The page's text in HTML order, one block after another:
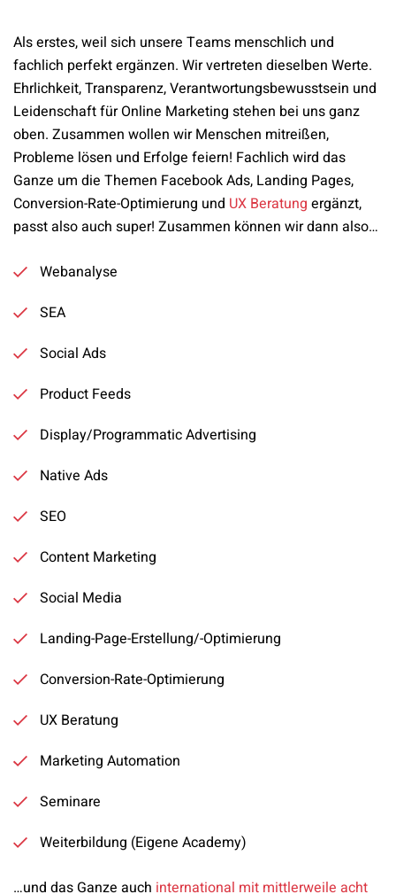
Als erstes, weil sich unsere Teams menschlich und
fachlich perfekt ergänzen. Wir vertreten dieselben Werte.
Ehrlichkeit, Transparenz, Verantwortungsbewusstsein und
Leidenschaft für Online Marketing stehen bei uns ganz
oben. Zusammen wollen wir Menschen mitreißen,
Probleme lösen und Erfolge feiern! Fachlich wird das
Ganze um die Themen Facebook Ads, Landing Pages,
Conversion-Rate-Optimierung und UX Beratung ergänzt,
passt also auch super! Zusammen können wir dann also…
Webanalyse
SEA
Social Ads
Product Feeds
Display/Programmatic Advertising
Native Ads
SEO
Content Marketing
Social Media
Landing-Page-Erstellung/-Optimierung
Conversion-Rate-Optimierung
UX Beratung
Marketing Automation
Seminare
Weiterbildung (Eigene Academy)
…und das Ganze auch international mit mittlerweile acht